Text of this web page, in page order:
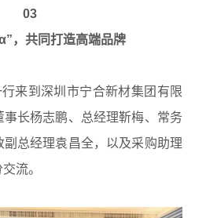
03
，共同打造高端品牌
来到深圳市宁合新材集团有限
长杨志鹏、总经理靳梅、常务
总经理袁昌全，以及采购助理
流。